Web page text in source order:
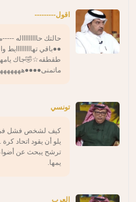
اقول---------
حالتك
●●باقي
طقطقه☆🤣جاك
تونسي
كيف لشخص فشل في
يلو أن يقود اتحاد
ترشح يبحث عن
يمها.
العرب